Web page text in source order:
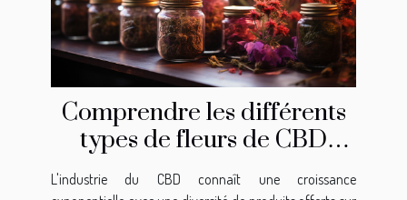
Comprendre les différents
types de fleurs de CBD
disponibles en ligne
L'industrie du CBD connaît une croissance